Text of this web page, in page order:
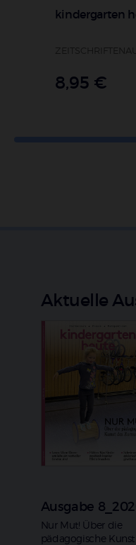
kindergarten
8,95 €
Aktuelle
Ausgabe
:
Nur Mut! Über die
pädagogische